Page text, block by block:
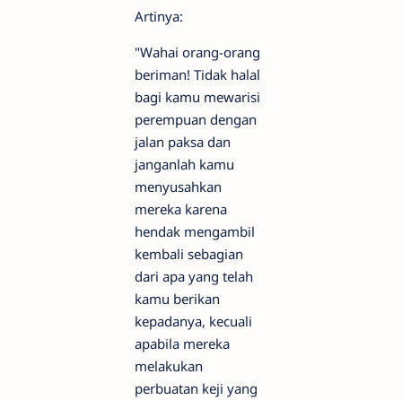
Artinya:
"Wahai orang-orang
beriman! Tidak halal
bagi kamu mewarisi
perempuan dengan
jalan paksa dan
janganlah kamu
menyusahkan
mereka karena
hendak mengambil
kembali sebagian
dari apa yang telah
kamu berikan
kepadanya, kecuali
apabila mereka
melakukan
perbuatan keji yang